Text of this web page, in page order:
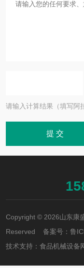
请输入计算结果（填写阿
Copyright © 2026山东康
Reserved 备案号： 鲁
技术支持： 食品机械设备